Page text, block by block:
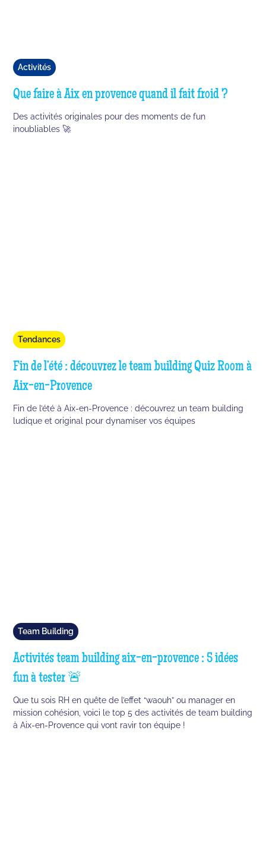
Activités
Que faire à Aix en provence quand il fait froid ?
Des activités originales pour des moments de fun
inoubliables 🚀
Tendances
Fin de l’été : découvrez le team building Quiz Room à
Aix-en-Provence
Fin de l’été à Aix-en-Provence : découvrez un team building
ludique et original pour dynamiser vos équipes
Team Building
Activités team building aix-en-provence : 5 idées
fun à tester 🚨
Que tu sois RH en quête de l’effet “waouh” ou manager en
mission cohésion, voici le top 5 des activités de team building
à Aix-en-Provence qui vont ravir ton équipe !